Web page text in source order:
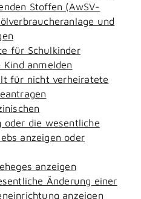
Stoffen (AwSV-
und
für Schulkinder
anmelden
für nicht verheiratete
oder die wesentliche
anzeigen oder
anzeigen
Änderung einer
anzeigen